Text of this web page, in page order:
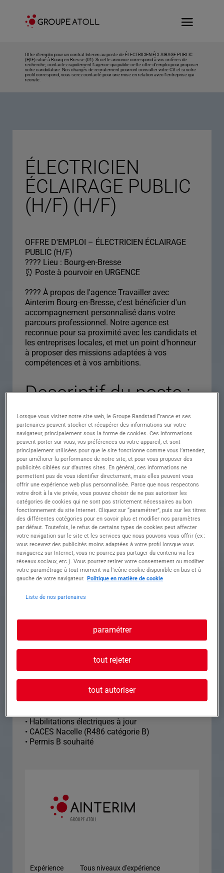
Offre d’emploi pour un contrat Interim au poste de ÉLECTRICIEN ÉCLAIRAGE PUBLIC
(H/F) situé à Bourg-en-Bresse (01). Si cette annonce correspond à vos critères de
recherche, contactez rapidement l’agence qui publie cette offre d’emploi pour proposer
votre candidature. Nos chargés de recrutement pourront consulter votre CV et si votre
profil correspond, vous serez contacté pour une mise en relation avec l’entreprise qui
recrute.
ÉLECTRICIEN
ÉCLAIRAGE PUBLIC
(H/F) (H/F)
OFFRE D'EMPLOI – ÉLECTRICIEN ÉCLAIRAGE
PUBLIC (H/F)
???? Lieu : Bourg-en-Bresse
⏰ Poste à pourvoir en URGENCE
???? À propos de l'agence Travailler avec
Ainterim Bourg-en-Bresse, c'est bénéficier d'un
accompagnement personnalisé dans votre
parcours professionnel. Notre agence est
reconnue pour sa proximité avec les candidats et
les entreprises locales, et met un point d'honneur
à proposer des missions adaptées à vos
compétences et à vos ambitions.
Descriptif du poste :
ÉLECTRICIEN
ÉCLAIRAGE PUBLIC
(H/F)
Descriptif du poste : Vous serez en charge de :
• Installation et maintenance des réseaux
d'éclairage public
• Pose et raccordement de candélabres et
luminaires
• Tirage de câbles et raccordements électriques
• Détection et réparation de pannes
• Travaux en hauteur et interventions sur voirie
• Respect des consignes de sécurité et des
normes en vigueur
Profil recherché
✅ Profil recherché • Expérience significative en
• Maîtrise des travaux électriques en extérieur
• Autonomie, rigueur et esprit d'équipe
???? Obligations (INDISPENSABLES) • AIPR
(Autorisation d'Intervention à Proximité des
• Habilitations électriques à jour
• CACES Nacelle (R486 catégorie B)
• Permis B souhaité
Expérience Tous niveaux d'expérience
Lorsque vous visitez notre site web, le Groupe Randstad France et ses
partenaires peuvent stocker et récupérer des informations sur votre
navigateur, principalement sous la forme de cookies. Ces informations
peuvent porter sur vous, vos préférences ou votre appareil, et sont
principalement utilisées pour que le site fonctionne comme vous l’attendez,
pour améliorer la performance de notre site, et pour vous proposer des
publicités ciblées sur d’autres sites. En général, ces informations ne
permettent pas de vous identifier directement, mais elles peuvent vous
offrir une expérience web plus personnalisée. Parce que nous respectons
votre droit à la vie privée, vous pouvez choisir de ne pas autoriser les
catégories de cookies qui ne sont pas strictement nécessaires au bon
fonctionnement du site Internet. Cliquez sur “paramétrer”, puis sur les titres
des différentes catégories pour en savoir plus et modifier nos paramètres
par défaut. Toutefois, le refus de certains types de cookies peut affecter
votre navigation sur le site et les services que nous pouvons vous offrir (ex :
vous recevrez des publicités moins adaptées à votre profil lorsque vous
naviguerez sur Internet, vous ne pourrez pas partager du contenu via les
réseaux sociaux, etc.). Vous pourrez retirer votre consentement ou modifier
votre paramétrage à tout moment via l’icône cookie disponible en bas et à
gauche de votre navigateur. Politique en matière de cookie
Liste de nos partenaires
paramétrer
tout rejeter
tout autoriser